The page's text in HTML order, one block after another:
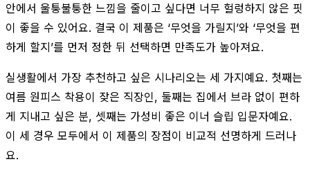
안에서 울퉁불퉁한 느낌을 줄이고 싶다면 너무 헐렁하지 않은 핏
이 좋을 수 있어요. 결국 이 제품은 ‘무엇을 가릴지’와 ‘무엇을 편
하게 할지’를 먼저 정한 뒤 선택하면 만족도가 높아져요.
실생활에서 가장 추천하고 싶은 시나리오는 세 가지예요. 첫째는
여름 원피스 착용이 잦은 직장인, 둘째는 집에서 브라 없이 편하
게 지내고 싶은 분, 셋째는 가성비 좋은 이너 슬립 입문자예요.
이 세 경우 모두에서 이 제품의 장점이 비교적 선명하게 드러나
요.